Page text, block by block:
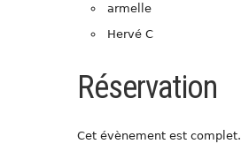
armelle
Hervé C
Réservation
Cet évènement est complet.